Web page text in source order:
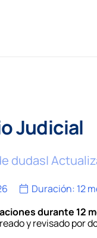
Judicial
dudas|
Duración: 12
durante 12
y revisado por